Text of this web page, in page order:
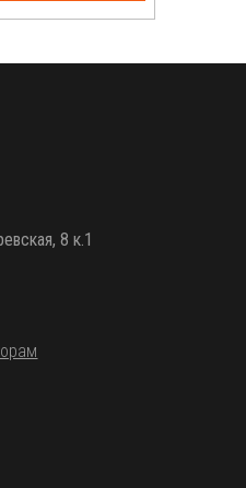
Цена на сайте указана за
8 к.1